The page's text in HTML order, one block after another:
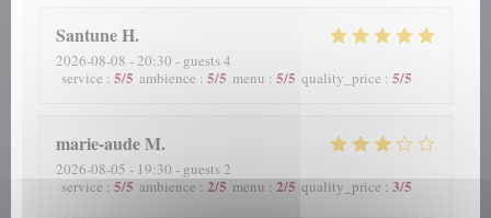
SantuneH
2026-08-08 - 20:30 - guests 4
service : 5/5 ambience : 5/5 menu : 5/5 quality_price : 5/5
marie-audeM
2026-08-05 - 19:30 - guests 2
service : 5/5 ambience : 2/5 menu : 2/5 quality_price : 3/5